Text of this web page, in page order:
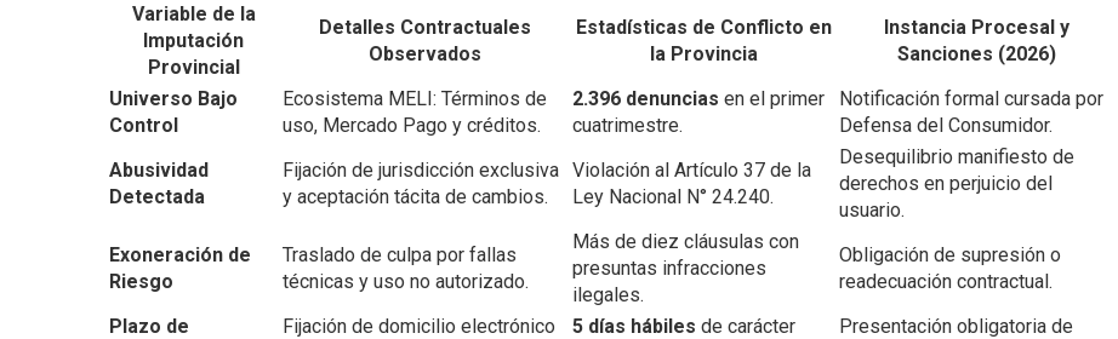
Variable de la
Imputación
Provincial
Detalles Contractuales
Observados
Estadísticas de Conflicto en
la Provincia
Instancia Procesal y
Sanciones (2026)
Universo Bajo
Control
Ecosistema MELI: Términos de
uso, Mercado Pago y créditos.
2.396 denuncias en el primer
cuatrimestre.
Notificación formal cursada por
Defensa del Consumidor.
Abusividad
Detectada
Fijación de jurisdicción exclusiva
y aceptación tácita de cambios.
Violación al Artículo 37 de la
Ley Nacional N° 24.240.
Desequilibrio manifiesto de
derechos en perjuicio del
usuario.
Exoneración de
Riesgo
Traslado de culpa por fallas
técnicas y uso no autorizado.
Más de diez cláusulas con
presuntas infracciones
ilegales.
Obligación de supresión o
readecuación contractual.
Plazo de
Fijación de domicilio electrónico
5 días hábiles de carácter
Presentación obligatoria de